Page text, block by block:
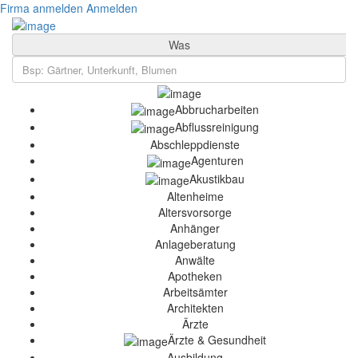
Firma anmelden Anmelden
Was
Abbrucharbeiten
Abflussreinigung
Abschleppdienste
Agenturen
Akustikbau
Altenheime
Altersvorsorge
Anhänger
Anlageberatung
Anwälte
Apotheken
Arbeitsämter
Architekten
Ärzte
Ärzte & Gesundheit